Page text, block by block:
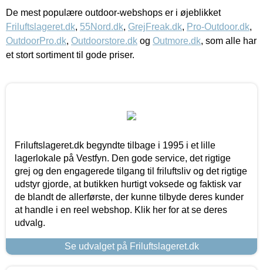
De mest populære outdoor-webshops er i øjeblikket
Friluftslageret.dk, 55Nord.dk, GrejFreak.dk, Pro-Outdoor.dk,
OutdoorPro.dk, Outdoorstore.dk og Outmore.dk, som alle har
et stort sortiment til gode priser.
Friluftslageret.dk begyndte tilbage i 1995 i et lille
lagerlokale på Vestfyn. Den gode service, det rigtige
grej og den engagerede tilgang til friluftsliv og det rigtige
udstyr gjorde, at butikken hurtigt voksede og faktisk var
de blandt de allerførste, der kunne tilbyde deres kunder
at handle i en reel webshop. Klik her for at se deres
udvalg.
Se udvalget på Friluftslageret.dk